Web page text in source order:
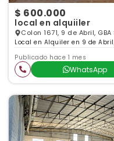
$ 600.000
local en alquiiler
Colon 1671, 9 de Abril, GBA
Local en Alquiler en 9 de
Publicado hace 1 mes
WhatsApp